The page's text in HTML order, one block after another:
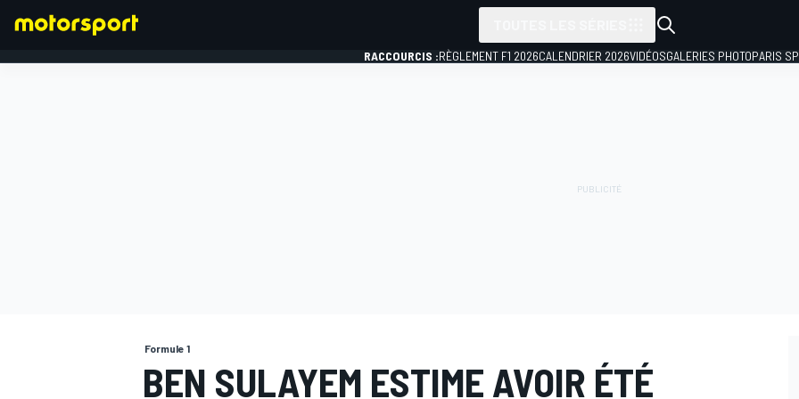
RACCOURCIS :RÈGLEMENT F1 2026CALENDRIER 2026VIDÉOSGALERIES PHOTOPARIS
Formule 1
BEN SULAYEM ESTIME AVOIR ÉTÉ